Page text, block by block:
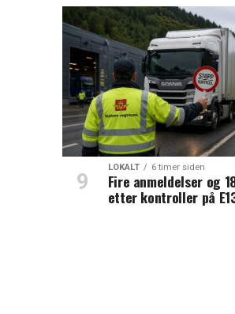
LOKALT 6 timer siden
Fire anmeldelser og
etter kontroller på